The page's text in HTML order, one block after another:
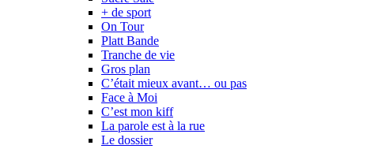
+ de sport
On Tour
Platt Bande
Tranche de vie
Gros plan
C’était mieux avant… ou pas
Face à Moi
C’est mon kiff
La parole est à la rue
Le dossier